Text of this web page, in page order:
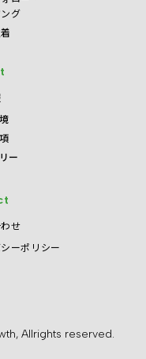
グ
ー
せ
ーポリシー
Allrights reserved.